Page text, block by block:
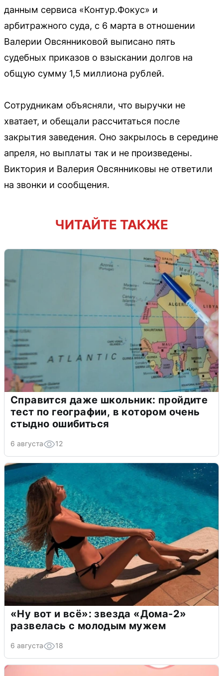
данным сервиса «Контур.Фокус» и
арбитражного суда, с 6 марта в отношении
Валерии Овсянниковой выписано пять
судебных приказов о взыскании долгов на
общую сумму 1,5 миллиона рублей.
Сотрудникам объясняли, что выручки не
хватает, и обещали рассчитаться после
закрытия заведения. Оно закрылось в середине
апреля, но выплаты так и не произведены.
Виктория и Валерия Овсянниковы не ответили
на звонки и сообщения.
ЧИТАЙТЕ ТАКЖЕ
Справится даже школьник: пройдите
тест по географии, в котором очень
стыдно ошибиться
6 августа 12
«Ну вот и всё»: звезда «Дома-2»
развелась с молодым мужем
6 августа 18